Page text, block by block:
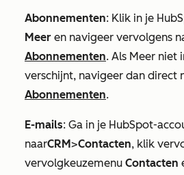
Abonnementen: Klik in je
Meer en navigeer vervolgens
Abonnementen. Als Meer niet
verschijnt, navigeer dan direct
Abonnementen.
E-mails: Ga in je HubSpot-
naarCRM>Contacten, klik
vervolgkeuzemenu Contacten